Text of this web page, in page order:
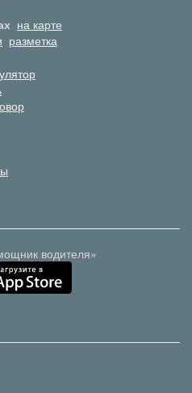
на карте
разметка
водителя»